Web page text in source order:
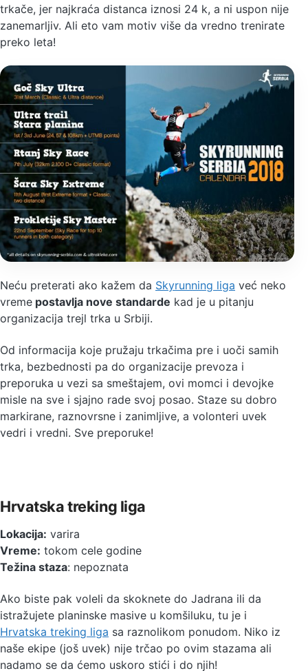
trkače, jer najkraća distanca iznosi 24 k, a ni uspon nije
zanemarljiv. Ali eto vam motiv više da vredno trenirate
preko leta!
Neću preterati ako kažem da Skyrunning liga već neko
vreme postavlja nove standarde kad je u pitanju
organizacija trejl trka u Srbiji.
Od informacija koje pružaju trkačima pre i uoči samih
trka, bezbednosti pa do organizacije prevoza i
preporuka u vezi sa smeštajem, ovi momci i devojke
misle na sve i sjajno rade svoj posao. Staze su dobro
markirane, raznovrsne i zanimljive, a volonteri uvek
vedri i vredni. Sve preporuke!
Hrvatska treking liga
Lokacija: varira
Vreme: tokom cele godine
Težina staza: nepoznata
Ako biste pak voleli da skoknete do Jadrana ili da
istražujete planinske masive u komšiluku, tu je i
Hrvatska treking liga sa raznolikom ponudom. Niko iz
naše ekipe (još uvek) nije trčao po ovim stazama ali
nadamo se da ćemo uskoro stići i do njih!